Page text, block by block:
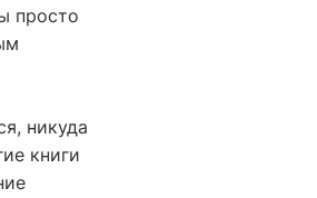
просто
никуда
книги